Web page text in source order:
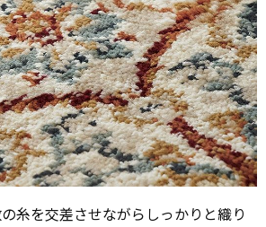
糸を交差させながらしっかりと織り